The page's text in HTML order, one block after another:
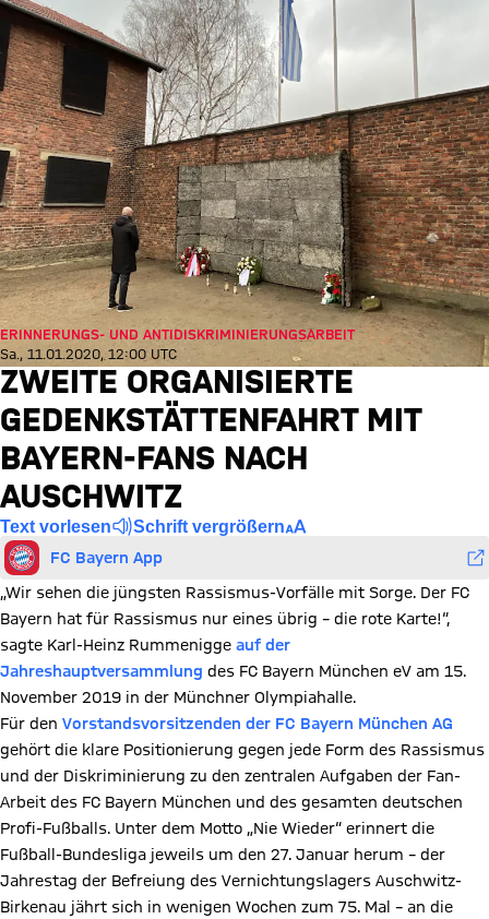
ERINNERUNGS- UND ANTIDISKRIMINIERUNGSARBEIT
Sa., 11.01.2020, 12:00 UTC
ZWEITE ORGANISIERTE
GEDENKSTÄTTENFAHRT MIT
BAYERN-FANS NACH
AUSCHWITZ
Text vorlesen Schrift vergrößern
FC Bayern App
„Wir sehen die jüngsten Rassismus-Vorfälle mit Sorge. Der FC
Bayern hat für Rassismus nur eines übrig – die rote Karte!“,
sagte Karl-Heinz Rummenigge auf der
Jahreshauptversammlung des FC Bayern München eV am 15.
November 2019 in der Münchner Olympiahalle.
Für den Vorstandsvorsitzenden der FC Bayern München AG
gehört die klare Positionierung gegen jede Form des Rassismus
und der Diskriminierung zu den zentralen Aufgaben der Fan-
Arbeit des FC Bayern München und des gesamten deutschen
Profi-Fußballs. Unter dem Motto „Nie Wieder“ erinnert die
Fußball-Bundesliga jeweils um den 27. Januar herum – der
Jahrestag der Befreiung des Vernichtungslagers Auschwitz-
Birkenau jährt sich in wenigen Wochen zum 75. Mal – an die